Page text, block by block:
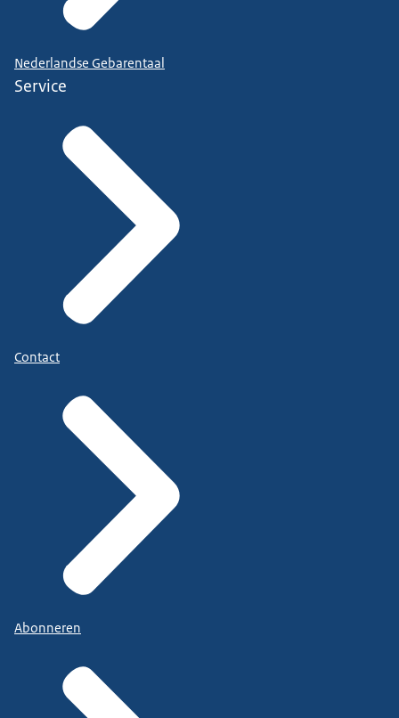
Nederlandse Gebarentaal
Service
Contact
Abonneren